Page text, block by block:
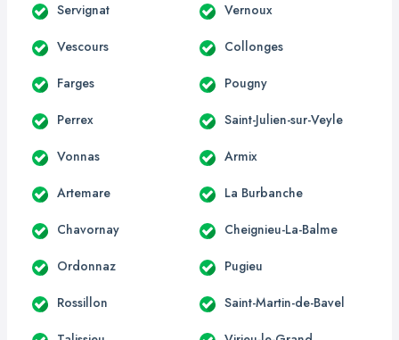
Servignat Vernoux
Vescours Collonges
Farges Pougny
Perrex Saint-Julien-sur-Veyle
Vonnas Armix
Artemare La Burbanche
Chavornay Cheignieu-La-Balme
Ordonnaz Pugieu
Rossillon Saint-Martin-de-Bavel